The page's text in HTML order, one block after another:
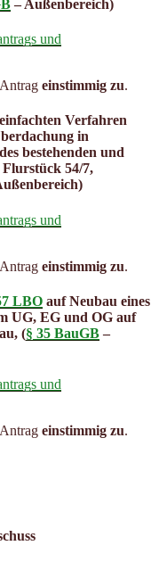
– Außenbereich)
und
einstimmig zu.
Verfahren
in
bestehenden und
54/7,
und
einstimmig zu.
LBO auf Neubau eines
UG, EG und OG auf
(§ 35 BauGB–
und
einstimmig zu.